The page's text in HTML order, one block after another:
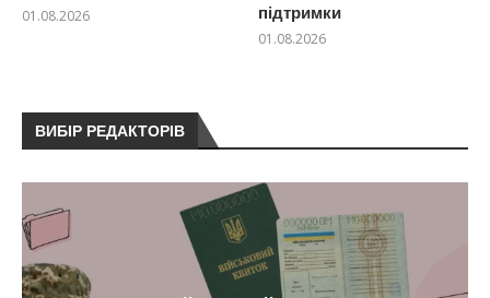
01.08.2026
підтримки
01.08.2026
ВИБІР РЕДАКТОРІВ